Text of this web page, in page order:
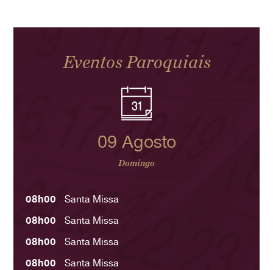
Eventos Paroquiais
09 Agosto
Domingo
08h00
Santa Missa
08h00
Santa Missa
08h00
Santa Missa
08h00
Santa Missa